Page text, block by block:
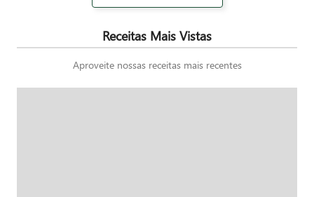
Receitas Mais Vistas
Aproveite nossas receitas mais recentes